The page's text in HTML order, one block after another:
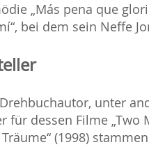
„Más pena que
bei dem sein Neffe
unter
für dessen Filme „Two
(1998)